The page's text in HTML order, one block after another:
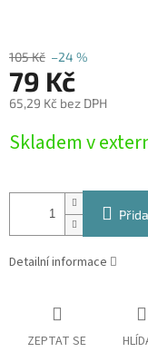
105 Kč –24 %
79 Kč
65,29 Kč bez DPH
cena:
Skladem v
Detailní informace
ZEPTAT SE